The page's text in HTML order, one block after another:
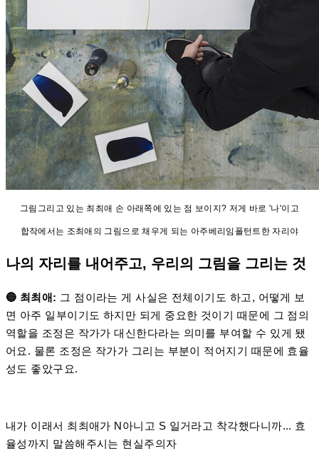
그림그리고 있는 최최애 손 아래쪽에 있는 점 보이지? 저게 바로 '나'이고
합작에서는 조최애의 그림으로 채우게 되는 아주베리임폴턴트한 자리야
나의 자리를 내어주고, 우리의 그림을 그리는 것
🔵 최최애: 그 점이라는 게 사실은 전체이기도 하고, 어떻게 보
면 아주 일부이기도 하지만 되게 중요한 것이기 때문에 그 점의
역할을 조정은 작가가 대신한다라는 의미를 부여할 수 있게 됐
어요. 물론 조정은 작가가 그리는 부분이 적어지기 때문에 효율
성도 좋았구요.
내가 이래서 최최애가 N아니고 S 일거라고 착각했다니까... 효
율성까지 말씀해주시는 현실주의자